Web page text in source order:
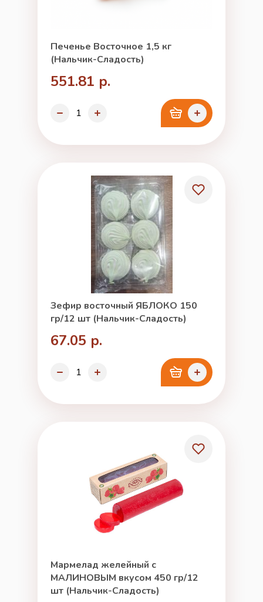
Печенье Восточное 1,5 кг
(Нальчик-Сладость)
551.81 р.
Зефир восточный ЯБЛОКО 150
гр/12 шт (Нальчик-Сладость)
67.05 р.
Мармелад желейный с
МАЛИНОВЫМ вкусом 450 гр/12
шт (Нальчик-Сладость)